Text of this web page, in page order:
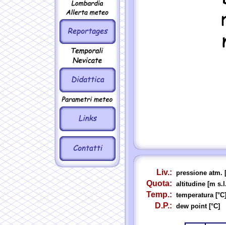
Liv.: pressione atm.
Quota: altitudine [m
Temp.: temperatura [°C]
D.P.: dew point [°C]